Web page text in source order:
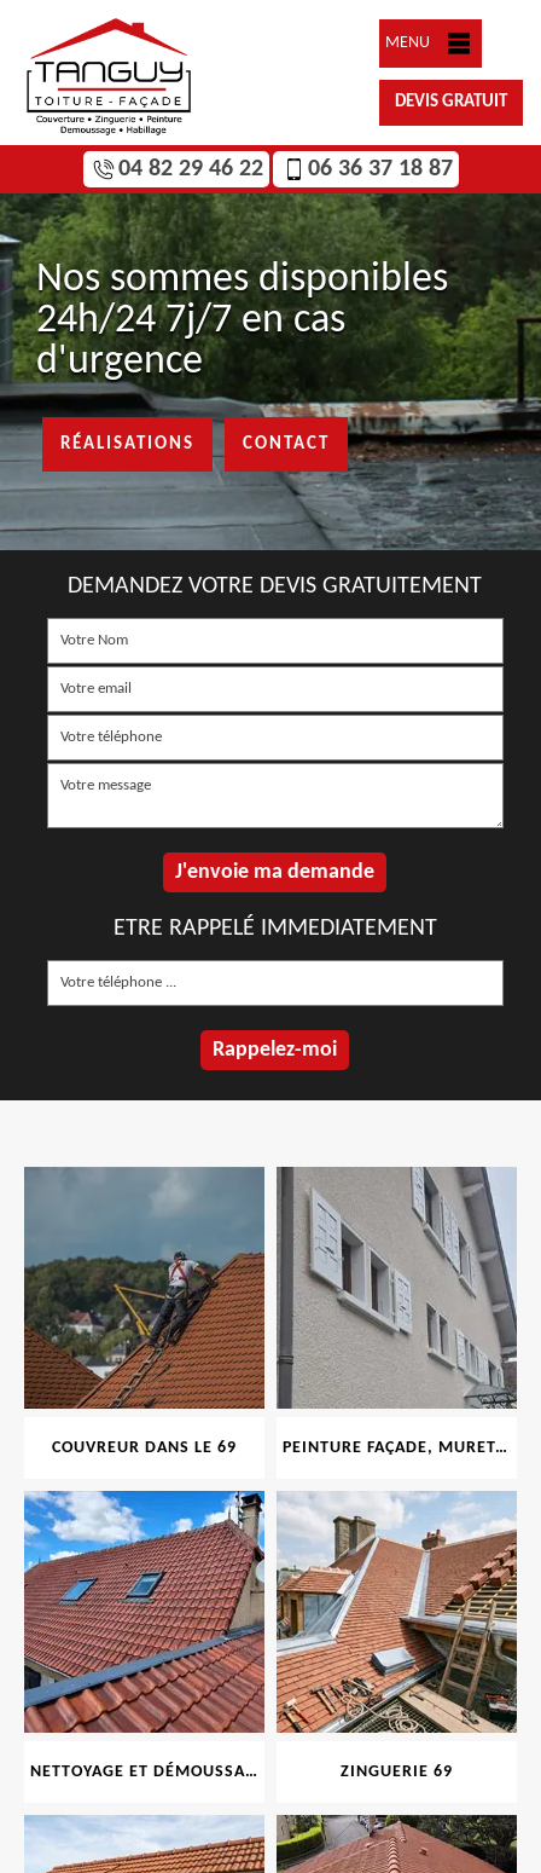
MENU
DEVIS GRATUIT
04 82 29 46 22 06 36 37 18 87
Nos sommes disponibles
24h/24 7j/7 en cas
d'urgence
RÉALISATIONS CONTACT
DEMANDEZ VOTRE DEVIS GRATUITEMENT
ETRE RAPPELÉ IMMEDIATEMENT
COUVREUR DANS LE 69 PEINTURE FAÇADE, MURET, TOITURE, BOISERIE, FERRONERIE, GOUTTIÈRE 69
NETTOYAGE ET DÉMOUSSAGE DE TOITURE ET FAÇADE 69 ZINGUERIE 69